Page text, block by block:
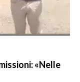
«Nelle